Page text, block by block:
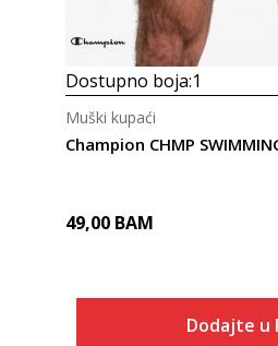
Dostupno boja:1
Champion CHMP
Muški kupaći
49,00 BAM
Dodajte u